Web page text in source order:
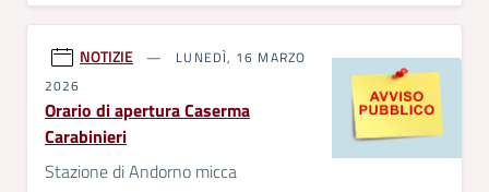
NOTIZIE
LUNEDÌ, 16 MARZO
2026
Orario di apertura Caserma
Carabinieri
Stazione di Andorno micca